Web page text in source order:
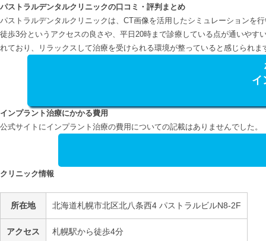
パストラルデンタルクリニックの口コミ・評判まとめ
パストラルデンタルクリニックは、CT画像を活用したシミュレーションを
徒歩3分というアクセスの良さや、平日20時まで診療している点が通いや
れており、リラックスして治療を受けられる環境が整っていると感じられま
イ
インプラント治療にかかる費用
公式サイトにインプラント治療の費用についての記載はありませんでした。
クリニック情報
所在地 北海道札幌市北区北八条西4 パストラルビルN8-2F
アクセス 札幌駅から徒歩4分